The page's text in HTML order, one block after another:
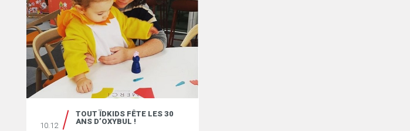
10.12
TOUT ÏDKIDS FÊTE LES 30
ANS D’OXYBUL !